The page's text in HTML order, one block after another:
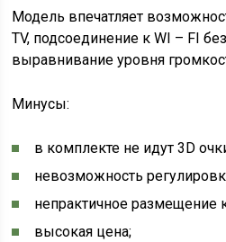
Модель впечатляет
TV, подсоединение к WI – FI
выравнивание уровня
Минусы:
в комплекте не идут 3D
невозможность
непрактичное размещение
высокая цена;